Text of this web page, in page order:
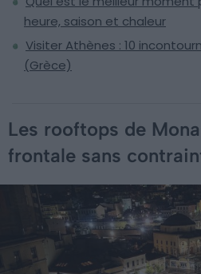
heure, saison et chaleur
Visiter Athènes : 10
(Grèce)
Les rooftops de
frontale sans